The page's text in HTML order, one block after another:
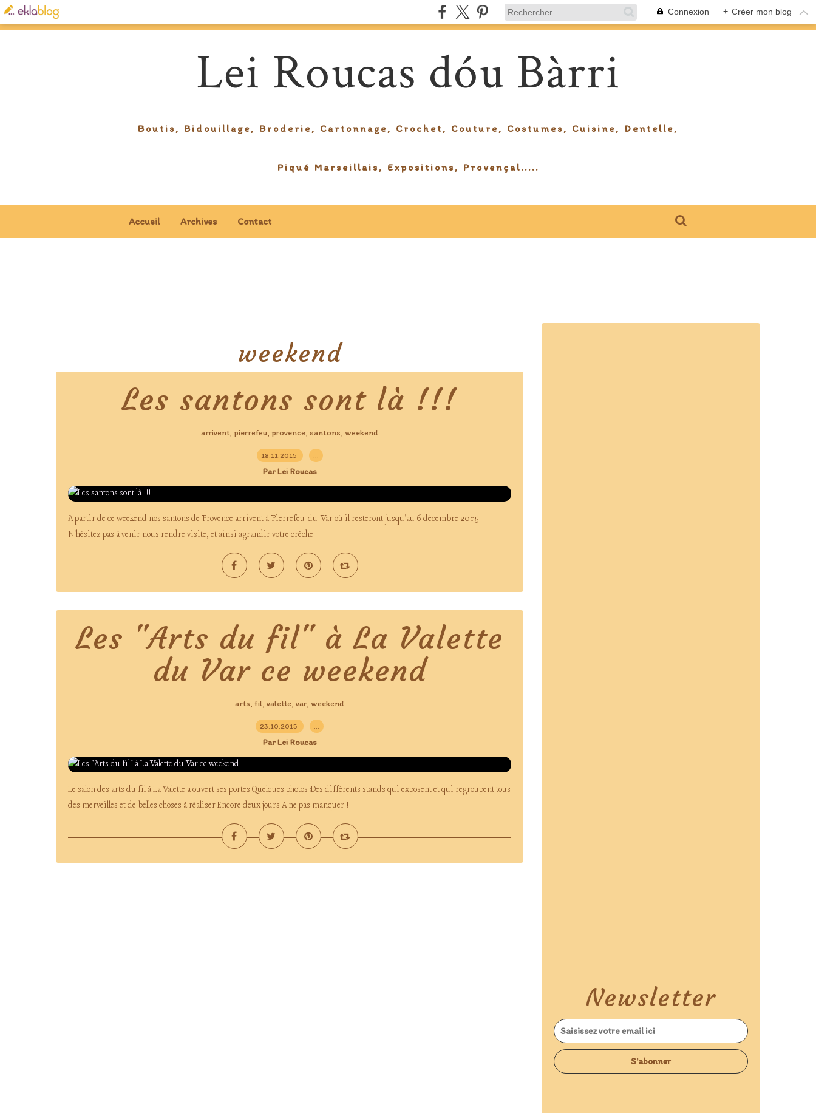
Connexion + Créer mon blog
Lei Roucas dóu Bàrri
Boutis, Bidouillage, Broderie, Cartonnage, Crochet, Couture, Costumes, Cuisine, Dentelle,
Piqué Marseillais, Expositions, Provençal.....
Accueil Archives Contact
weekend
Les santons sont là !!!
arrivent, pierrefeu, provence, santons, weekend
18.11.2015 …
Par Lei Roucas
A partir de ce weekend nos santons de Provence arrivent à Pierrefeu-du-Var où il resteront jusqu'au 6 décembre 2015
N'hésitez pas à venir nous rendre visite, et ainsi agrandir votre crèche.
Les "Arts du fil" à La Valette
du Var ce weekend
arts, fil, valette, var, weekend
23.10.2015 …
Par Lei Roucas
Le salon des arts du fil à La Valette a ouvert ses portes Quelques photos Des différents stands qui exposent et qui regroupent tous
des merveilles et de belles choses à réaliser Encore deux jours A ne pas manquer !
Newsletter